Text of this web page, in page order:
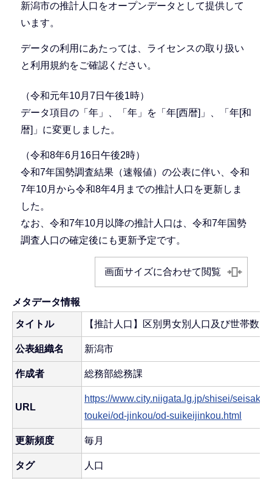
新潟市の推計人口をオープンデータとして提供して
います。
データの利用にあたっては、ライセンスの取り扱い
と利用規約をご確認ください。
（令和元年10月7日午後1時）
データ項目の「年」、「年」を「年[西暦]」、「年[和
暦]」に変更しました。
（令和8年6月16日午後2時）
令和7年国勢調査結果（速報値）の公表に伴い、令和
7年10月から令和8年4月までの推計人口を更新しま
した。
なお、令和7年10月以降の推計人口は、令和7年国勢
調査人口の確定後にも更新予定です。
画面サイズに合わせて閲覧
メタデータ情報
タイトル 【推計人口】区別男女別人口及び世帯数
公表組織名 新潟市
作成者 総務部総務課
URL
https://www.city.niigata.lg.jp/shisei/
toukei/od-jinkou/od-suikeijinkou.html
更新頻度 毎月
タグ 人口